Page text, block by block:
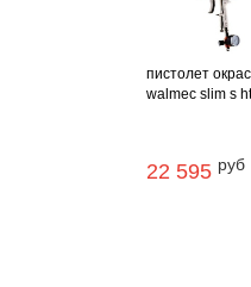
пистолет
walmec slim s
22 595 руб